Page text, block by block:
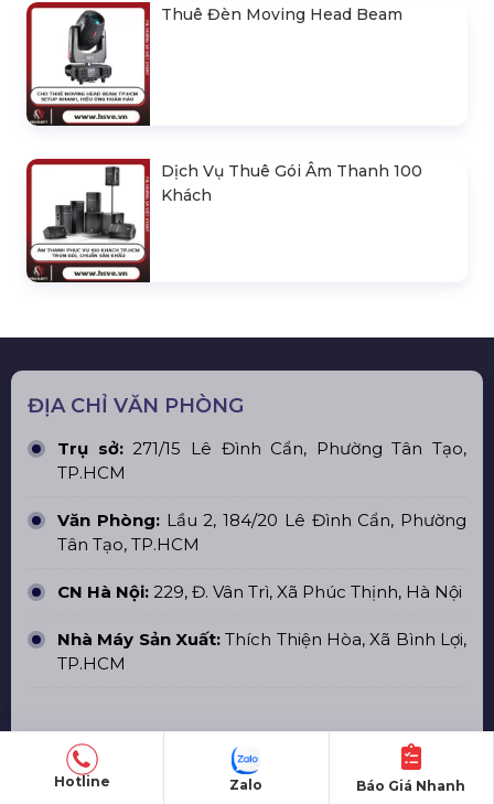
Thuê Đèn Moving Head Beam
Dịch Vụ Thuê Gói Âm Thanh 100
Khách
ĐỊA CHỈ VĂN PHÒNG
Trụ sở:271/15 Lê Đình Cẩn, Phường Tân Tạo,
TP.HCM
Văn Phòng:Lầu 2, 184/20 Lê Đình Cẩn, Phường
Tân Tạo, TP.HCM
CN Hà Nội: 229, Đ. Vân Trì, Xã Phúc Thịnh, Hà Nội
Nhà Máy Sản Xuất: Thích Thiện Hòa, Xã Bình Lợi,
TP.HCM
TÀI KHOẢN NGÂN HÀNG
CÔNG TY TNHH CÔNG NGHỆ HOÀNG SA VIỆT
Hotline Báo Giá Nhanh
Zalo